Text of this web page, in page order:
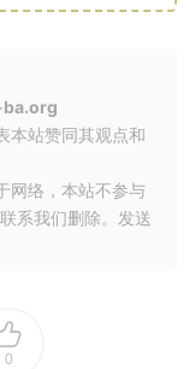
本站赞同其观点和
网络，本站不参与
系我们删除。发送
0